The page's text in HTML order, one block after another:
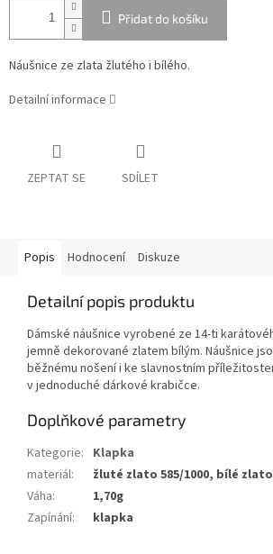
Přidat do košíku
Náušnice ze zlata žlutého i bílého.
Detailní informace
ZEPTAT SE SDÍLET
Popis Hodnocení Diskuze
Detailní popis produktu
Dámské náušnice vyrobené ze 14-ti
jemně dekorované zlatem bílým. Náušnice
běžnému nošení i ke slavnostním
v jednoduché dárkové krabičce.
Doplňkové parametry
Kategorie: Klapka
materiál:
žluté zlato 585/1000, bílé zlato
Váha:
1,70g
Zapínání: klapka